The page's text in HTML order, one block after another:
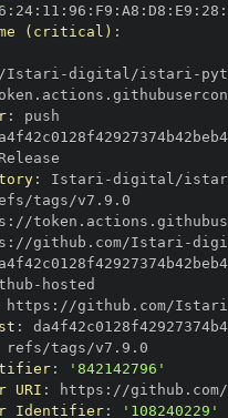
: 24: 11 : 96 : F9 : A8 : D8 : E9 : 28 :
(critical) :
Istari -digital/istari -
:
: Istari -digital/
:
: //github.com/Istari -
-
https : //github.com/Istari
:
:
'842142796'
URI : https : //
Identifier: '108240229'